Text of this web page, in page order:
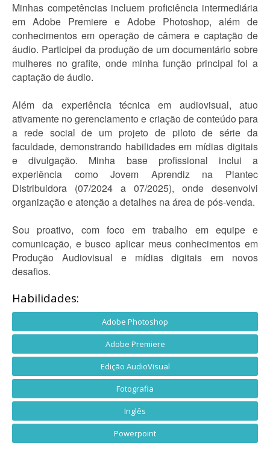
Minhas competências incluem proficiência intermediária
em Adobe Premiere e Adobe Photoshop, além de
conhecimentos em operação de câmera e captação de
áudio. Participei da produção de um documentário sobre
mulheres no grafite, onde minha função principal foi a
captação de áudio.
Além da experiência técnica em audiovisual, atuo
ativamente no gerenciamento e criação de conteúdo para
a rede social de um projeto de piloto de série da
faculdade, demonstrando habilidades em mídias digitais
e divulgação. Minha base profissional inclui a
experiência como Jovem Aprendiz na Plantec
Distribuidora (07/2024 a 07/2025), onde desenvolvi
organização e atenção a detalhes na área de pós-venda.
Sou proativo, com foco em trabalho em equipe e
comunicação, e busco aplicar meus conhecimentos em
Produção Audiovisual e mídias digitais em novos
desafios.
Habilidades:
Adobe Photoshop
Adobe Premiere
Edição AudioVisual
Fotografia
Inglês
Powerpoint